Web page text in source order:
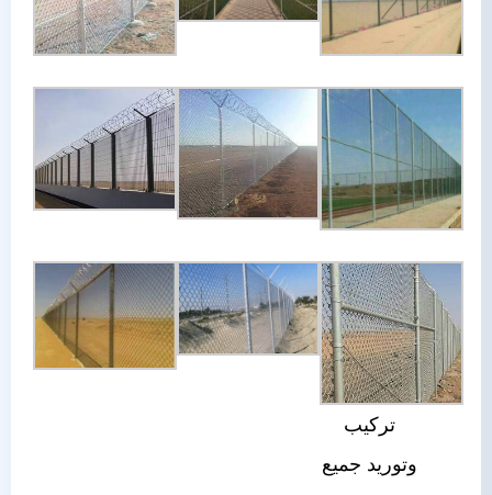
تركيب
وتوريد جميع